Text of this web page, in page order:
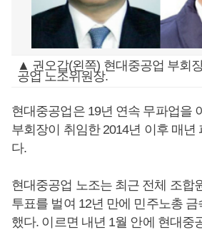
▲ 권오갑(왼쪽) 현대중공업 부회
공업 노조위원장.
현대중공업은 19년 연속 무파업을
부회장이 취임한 2014년 이후 매년
다.
현대중공업 노조는 최근 전체 조합
투표를 벌여 12년 만에 민주노총
했다. 이르면 내년 1월 안에 현대중